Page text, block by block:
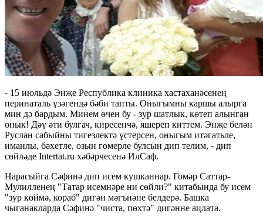
- 15 июльдә Энҗе Республика клиника хастаханәсенең
перинаталь үзәгендә бәби тапты. Оныгымны каршы алырга
мин дә бардым. Минем өчен бу - зур шатлык, көтеп алынган
онык! Дәү әти булгач, киресенчә, яшереп киттем. Энҗе белән
Руслан сабыйны тигезлектә үстерсен, оныгым итәгатьле,
иманлы, бәхетле, озын гомерле булсын дип телим, - дип
сөйләде Intertat.ru хәбәрчесенә ИлСаф.
Нарасыйга Сәфинә дип исем кушканнар. Гомәр Саттар-
Мулилленең "Татар исемнәре ни сөйли?" китабында бу исем
"зур көймә, кораб" дигән мәгънәне белдерә. Башка
чыганакларда Сәфинә "чиста, пөхтә" дигәнне аңлата.